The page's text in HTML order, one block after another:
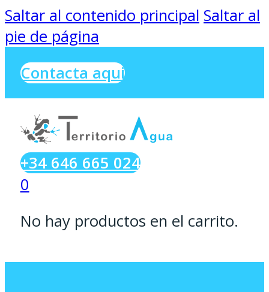
Saltar al contenido principal Saltar al
pie de página
Contacta aqui
+34 646 665 024
0
No hay productos en el carrito.